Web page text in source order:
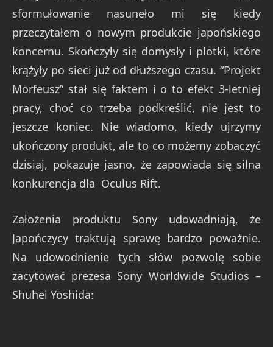
jeszcze koniec. Nie wiadomo, kiedy ujrzymy
ukończony produkt, ale to co możemy zobaczyć
dzisiaj, pokazuje jasno, że zapowiada się silna
konkurencja dla Oculus Rift.
Założenia produktu Sony udowadniają, że
Japończycy traktują sprawę bardzo poważnie.
Na udowodnienie tych słów pozwolę sobie
zacytować prezesa Sony Worldwide Studios –
Shuhei Yoshida:
Wirtualna rzeczywistość to następna